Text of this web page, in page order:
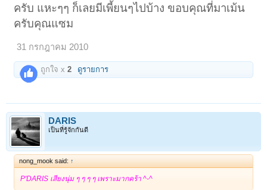
ครับ แหะๆๆ ก็เลยมีเพี้ยนๆไปบ้าง ขอบคุณที่มาเม้น
ครับคุณแซม
31 กรกฎาคม 2010
ถูกใจ x2 ดูรายการ
DARIS
เป็นที่รู้จักกันดี
nong_mook said: ↑
P'DARIS เสียงนุ่ม ๆ ๆ ๆ ๆ เพราะมากคร้า ^-^